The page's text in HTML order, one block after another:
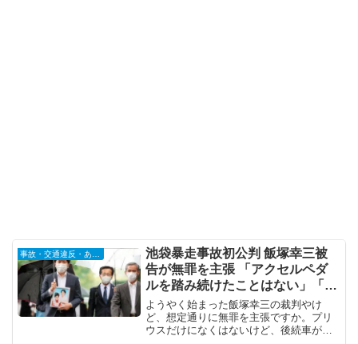
池袋暴走事故初公判 飯塚幸三被
告が無罪を主張 「アクセルペダ
ルを踏み続けたことはない」「車
になんらかの異常」
ようやく始まった飯塚幸三の裁判やけ
ど、想定通りに無罪を主張ですか。プリ
ウスだけになくはないけど、後続車が